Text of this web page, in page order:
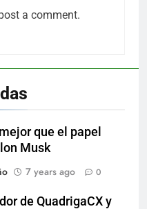
a comment.
que el papel
Musk
7 years ago 0
de QuadrigaCX y